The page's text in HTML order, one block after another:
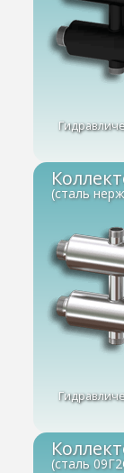
(сталь
(сталь